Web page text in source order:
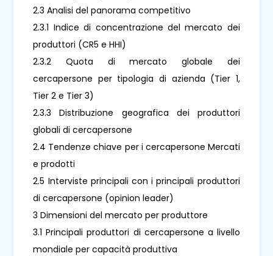
2.3 Analisi del panorama competitivo
2.3.1 Indice di concentrazione del mercato dei
produttori (CR5 e HHI)
2.3.2 Quota di mercato globale dei
cercapersone per tipologia di azienda (Tier 1,
Tier 2 e Tier 3)
2.3.3 Distribuzione geografica dei produttori
globali di cercapersone
2.4 Tendenze chiave per i cercapersone Mercati
e prodotti
2.5 Interviste principali con i principali produttori
di cercapersone (opinion leader)
3 Dimensioni del mercato per produttore
3.1 Principali produttori di cercapersone a livello
mondiale per capacità produttiva